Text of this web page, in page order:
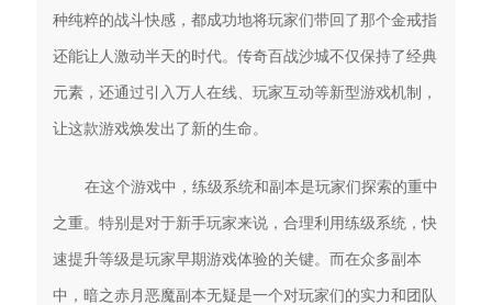
种纯粹的战斗快感，都成功地将玩家们带回了那个金戒指
还能让人激动半天的时代。传奇百战沙城不仅保持了经典
元素，还通过引入万人在线、玩家互动等新型游戏机制，
让这款游戏焕发出了新的生命。
在这个游戏中，练级系统和副本是玩家们探索的重中
之重。特别是对于新手玩家来说，合理利用练级系统，快
速提升等级是玩家早期游戏体验的关键。而在众多副本
中，暗之赤月恶魔副本无疑是一个对玩家们的实力和团队